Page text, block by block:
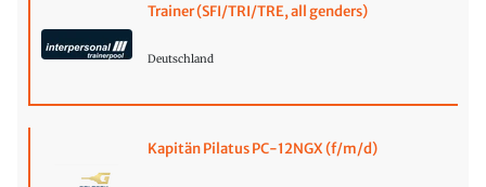
Trainer (SFI/TRI/TRE, all genders)
Deutschland
Kapitän Pilatus PC-12NGX (f/m/d)